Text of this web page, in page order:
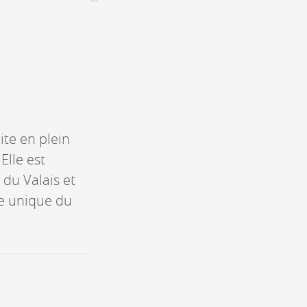
une nouvelle société
Lire et/ou s'inscrire à la newsletter
sur notre newsletter
à idées
en plein
est
Valais et
unique du